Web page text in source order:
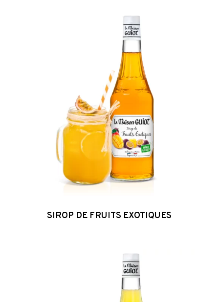
Sirop
Fruits
Exotiques
SIROP DE FRUITS EXOTIQUES
Sirop
Citron
Jaune